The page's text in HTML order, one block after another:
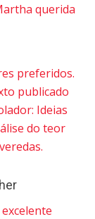
querida
preferidos.
publicado
Ideias
do teor